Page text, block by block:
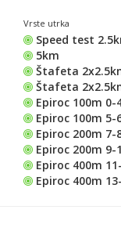
Vrste utrka
Speed test
5km
Štafeta
Štafeta
Epiroc 100m 0-
Epiroc 100m 5-
Epiroc 200m 7-
Epiroc 200m 9-
Epiroc 400m
Epiroc 400m